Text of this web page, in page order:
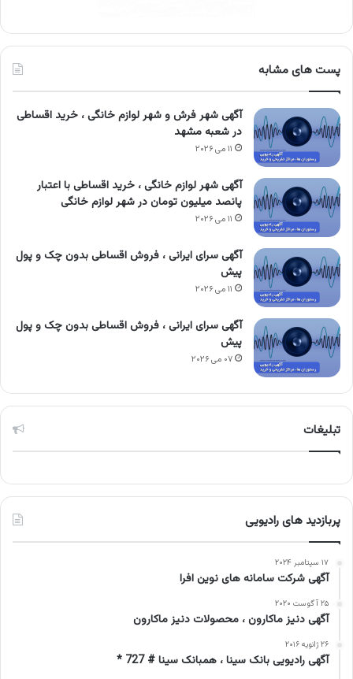
پست های مشابه
آگهی شهر فرش و شهر لوازم خانگی ، خرید اقساطی
در شعبه مشهد
۱۱ می ۲۰۲۶
آگهی شهر لوازم خانگی ، خرید اقساطی با اعتبار
پانصد میلیون تومان در شهر لوازم خانگی
۱۱ می ۲۰۲۶
آگهی سرای ایرانی ، فروش اقساطی بدون چک و پول
پیش
۱۱ می ۲۰۲۶
آگهی سرای ایرانی ، فروش اقساطی بدون چک و پول
پیش
۰۷ می ۲۰۲۶
تبلیغات
پربازدید های رادیویی
۱۷ سپتامبر ۲۰۲۴
آگهی شرکت سامانه های نوین افرا
۲۵ آگوست ۲۰۲۰
آگهی دنیز ماکارون ، محصولات دنیز ماکارون
۲۶ ژانویه ۲۰۱۶
آگهی رادیویی بانک سینا ، همبانک سینا # 727 *